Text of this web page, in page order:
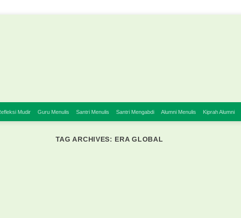
Mudir Guru Menulis Santri Menulis Santri Mengabdi Alumni Menulis Kiprah Alumni
TAG ARCHIVES: ERA GLOBAL